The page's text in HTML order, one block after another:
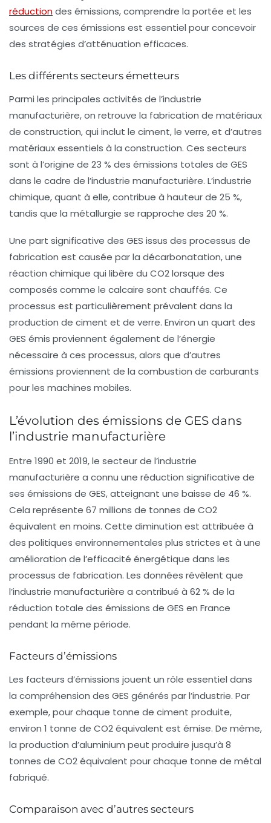
réductiondes émissions, comprendre la portée et les
sources de ces émissions est essentiel pour concevoir
des stratégies d’atténuation efficaces.
Les différents secteurs émetteurs
Parmi les principales activités de l’industrie
manufacturière, on retrouve la fabrication de matériaux
de construction, qui inclut le ciment, le verre, et d’autres
matériaux essentiels à la construction. Ces secteurs
sont à l’origine de 23 % des émissions totales de GES
dans le cadre de l’industrie manufacturière. L’industrie
chimique, quant à elle, contribue à hauteur de 25 %,
tandis que la métallurgie se rapproche des 20 %.
Une part significative des GES issus des processus de
fabrication est causée par la décarbonatation, une
réaction chimique qui libère du CO2 lorsque des
composés comme le calcaire sont chauffés. Ce
processus est particulièrement prévalent dans la
production de ciment et de verre. Environ un quart des
GES émis proviennent également de l’énergie
nécessaire à ces processus, alors que d’autres
émissions proviennent de la combustion de carburants
pour les machines mobiles.
L’évolution des émissions de GES dans
l’industrie manufacturière
Entre 1990 et 2019, le secteur de l’industrie
manufacturière a connu une réduction significative de
ses émissions de GES, atteignant une baisse de 46 %.
Cela représente 67 millions de tonnes de CO2
équivalent en moins. Cette diminution est attribuée à
des politiques environnementales plus strictes et à une
amélioration de l’efficacité énergétique dans les
processus de fabrication. Les données révèlent que
l’industrie manufacturière a contribué à 62 % de la
réduction totale des émissions de GES en France
pendant la même période.
Facteurs d’émissions
Les facteurs d’émissions jouent un rôle essentiel dans
la compréhension des GES générés par l’industrie. Par
exemple, pour chaque tonne de ciment produite,
environ 1 tonne de CO2 équivalent est émise. De même,
la production d’aluminium peut produire jusqu’à 8
tonnes de CO2 équivalent pour chaque tonne de métal
fabriqué.
Comparaison avec d’autres secteurs